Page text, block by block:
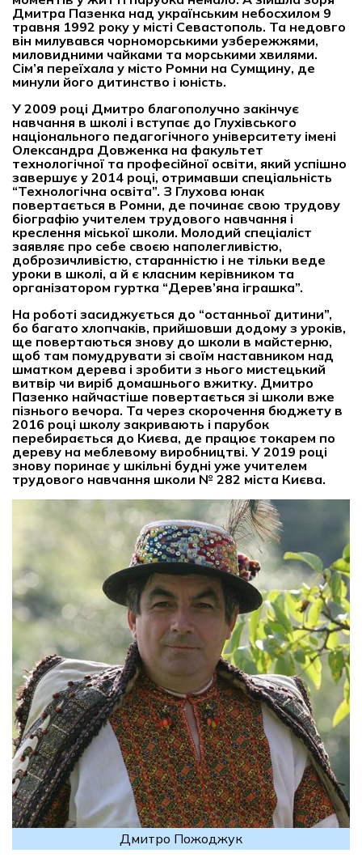
Дмитра Пазенка над українським небосхилом 9
травня 1992 року у місті Севастополь. Та недовго
він милувався чорноморськими узбережжями,
миловидними чайками та морськими хвилями.
Сім’я переїхала у місто Ромни на Сумщину, де
минули його дитинство і юність.
У 2009 році Дмитро благополучно закінчує
навчання в школі і вступає до Глухівського
національного педагогічного університету імені
Олександра Довженка на факультет
технологічної та професійної освіти, який успішно
завершує у 2014 році, отримавши спеціальність
“Технологічна освіта”. З Глухова юнак
повертається в Ромни, де починає свою трудову
біографію учителем трудового навчання і
креслення міської школи. Молодий спеціаліст
заявляє про себе своєю наполегливістю,
доброзичливістю, старанністю і не тільки веде
уроки в школі, а й є класним керівником та
організатором гуртка “Дерев’яна іграшка”.
На роботі засиджується до “останньої дитини”,
бо багато хлопчаків, прийшовши додому з уроків,
ще повертаються знову до школи в майстерню,
щоб там помудрувати зі своїм наставником над
шматком дерева і зробити з нього мистецький
витвір чи виріб домашнього вжитку. Дмитро
Пазенко найчастіше повертається зі школи вже
пізнього вечора. Та через скорочення бюджету в
2016 році школу закривають і парубок
перебирається до Києва, де працює токарем по
дереву на меблевому виробництві. У 2019 році
знову поринає у шкільні будні уже учителем
трудового навчання школи № 282 міста Києва.
Дмитро Пожоджук